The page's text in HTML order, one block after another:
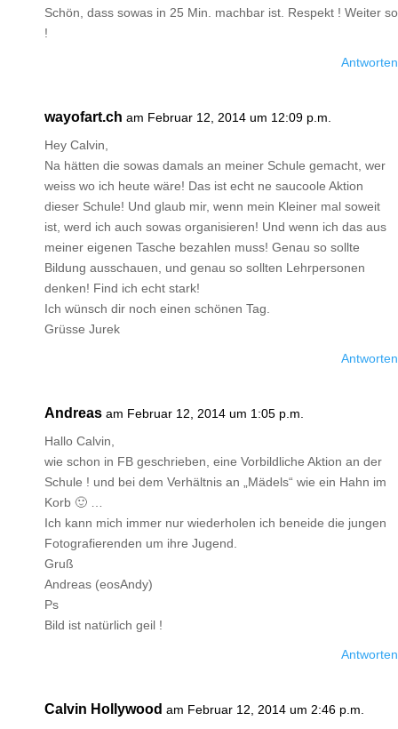
Schön, dass sowas in 25 Min. machbar ist. Respekt ! Weiter so
!
Antworten
wayofart.ch am Februar 12, 2014 um 12:09 p.m.
Hey Calvin,
Na hätten die sowas damals an meiner Schule gemacht, wer
weiss wo ich heute wäre! Das ist echt ne saucoole Aktion
dieser Schule! Und glaub mir, wenn mein Kleiner mal soweit
ist, werd ich auch sowas organisieren! Und wenn ich das aus
meiner eigenen Tasche bezahlen muss! Genau so sollte
Bildung ausschauen, und genau so sollten Lehrpersonen
denken! Find ich echt stark!
Ich wünsch dir noch einen schönen Tag.
Grüsse Jurek
Antworten
Andreas am Februar 12, 2014 um 1:05 p.m.
Hallo Calvin,
wie schon in FB geschrieben, eine Vorbildliche Aktion an der
Schule ! und bei dem Verhältnis an „Mädels“ wie ein Hahn im
Korb 🙂 …
Ich kann mich immer nur wiederholen ich beneide die jungen
Fotografierenden um ihre Jugend.
Gruß
Andreas (eosAndy)
Ps
Bild ist natürlich geil !
Antworten
Calvin Hollywood am Februar 12, 2014 um 2:46 p.m.